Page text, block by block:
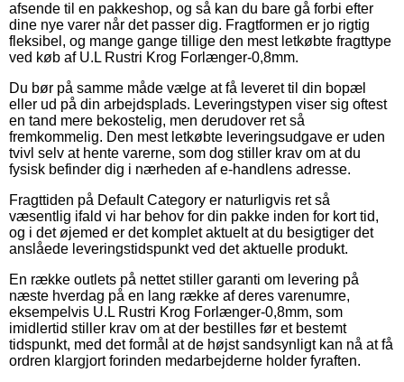
afsende til en pakkeshop, og så kan du bare gå forbi efter
dine nye varer når det passer dig. Fragtformen er jo rigtig
fleksibel, og mange gange tillige den mest letkøbte fragttype
ved køb af U.L Rustri Krog Forlænger-0,8mm.
Du bør på samme måde vælge at få leveret til din bopæl
eller ud på din arbejdsplads. Leveringstypen viser sig oftest
en tand mere bekostelig, men derudover ret så
fremkommelig. Den mest letkøbte leveringsudgave er uden
tvivl selv at hente varerne, som dog stiller krav om at du
fysisk befinder dig i nærheden af e-handlens adresse.
Fragttiden på Default Category er naturligvis ret så
væsentlig ifald vi har behov for din pakke inden for kort tid,
og i det øjemed er det komplet aktuelt at du besigtiger det
anslåede leveringstidspunkt ved det aktuelle produkt.
En række outlets på nettet stiller garanti om levering på
næste hverdag på en lang række af deres varenumre,
eksempelvis U.L Rustri Krog Forlænger-0,8mm, som
imidlertid stiller krav om at der bestilles før et bestemt
tidspunkt, med det formål at de højst sandsynligt kan nå at få
ordren klargjort forinden medarbejderne holder fyraften.